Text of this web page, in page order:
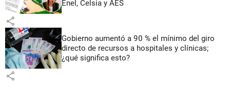
Enel, Celsia y AES
share
Gobierno aumentó a 90 % el mínimo del giro
directo de recursos a hospitales y clínicas;
¿qué significa esto?
share